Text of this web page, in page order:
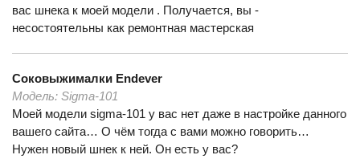
вас шнека к моей модели . Получается, вы -
несостоятельны как ремонтная мастерская
Соковыжималки Endever
Модель: Sigma-101
Моей модели sigma-101 у вас нет даже в настройке данного
вашего сайта… О чём тогда с вами можно говорить…
Нужен новый шнек к ней. Он есть у вас?